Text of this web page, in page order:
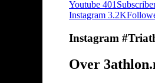
Youtube 401
Instagram 3.2K
Instagram
Over